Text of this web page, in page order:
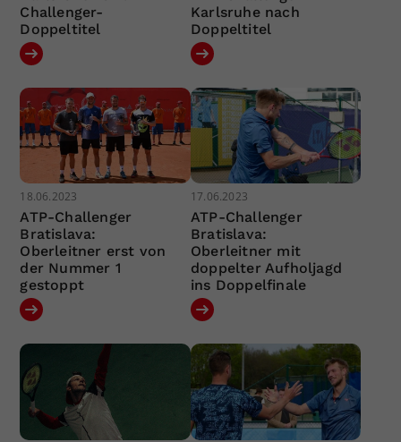
Challenger-
Doppeltitel
Karlsruhe nach
Doppeltitel
18.06.2023
ATP-Challenger
Bratislava:
Oberleitner erst von
der Nummer 1
gestoppt
17.06.2023
ATP-Challenger
Bratislava:
Oberleitner mit
doppelter Aufholjagd
ins Doppelfinale